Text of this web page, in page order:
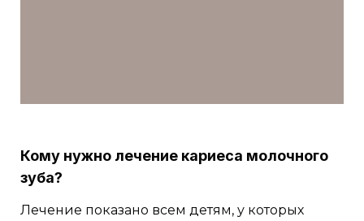
Кому нужно лечение кариеса молочного
зуба?
Лечение показано всем детям, у которых